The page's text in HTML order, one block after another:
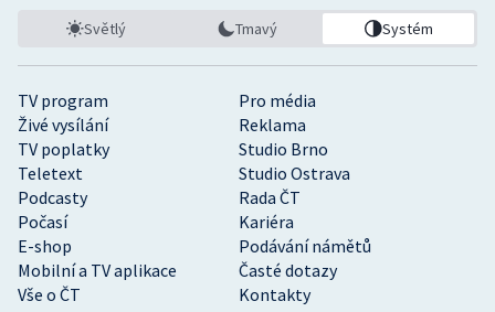
TV program
Pro média
Živé vysílání
Reklama
TV poplatky
Studio Brno
Teletext
Studio Ostrava
Podcasty
Rada ČT
Počasí
Kariéra
E-shop
Podávání námětů
Mobilní a TV aplikace
Časté dotazy
Vše o ČT
Kontakty
Světlý Tmavý Systém